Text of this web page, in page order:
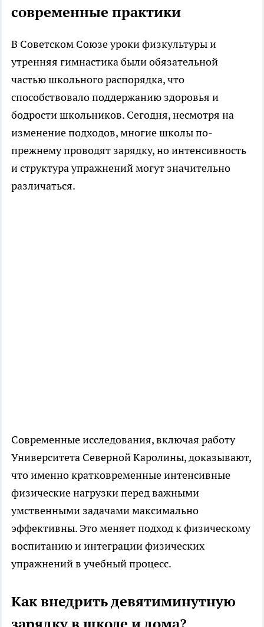
современные практики
В Советском Союзе уроки физкультуры и
утренняя гимнастика были обязательной
частью школьного распорядка, что
способствовало поддержанию здоровья и
бодрости школьников. Сегодня, несмотря на
изменение подходов, многие школы по-
прежнему проводят зарядку, но интенсивность
и структура упражнений могут значительно
различаться.
Современные исследования, включая работу
Университета Северной Каролины, доказывают,
что именно кратковременные интенсивные
физические нагрузки перед важными
умственными задачами максимально
эффективны. Это меняет подход к физическому
воспитанию и интеграции физических
упражнений в учебный процесс.
Как внедрить девятиминутную